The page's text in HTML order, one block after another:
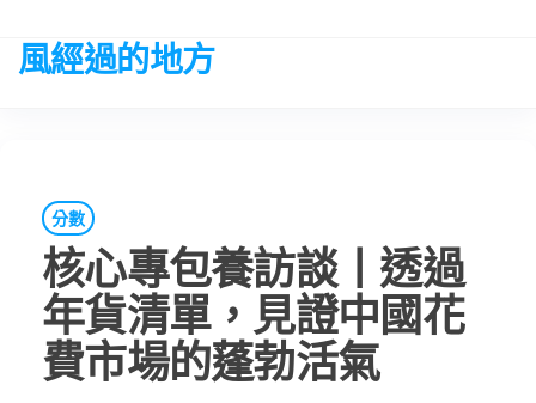
the
風經過的地方
分數
核心專包養訪談丨透過
年貨清單，見證中國花
費市場的蓬勃活氣